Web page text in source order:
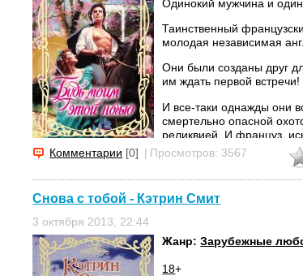
Одинокий мужчина и
Таинственный
молодая независимая
Они были созданы друг
им ждать первой встречи!
И все-таки однажды они
смертельно опасной
реликвией. И француз,
безжалостным
окаменевших
Комментарии [0] | Просмотров: 3567
Снова с тобой - Кэтрин Смит
3 октября 2013, 22:44
Жанр:Зарубежные
18+